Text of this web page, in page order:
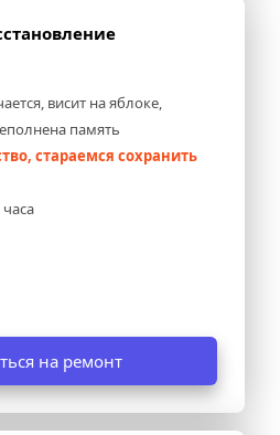
висит на яблоке,
память
стараемся сохранить
часа
на ремонт